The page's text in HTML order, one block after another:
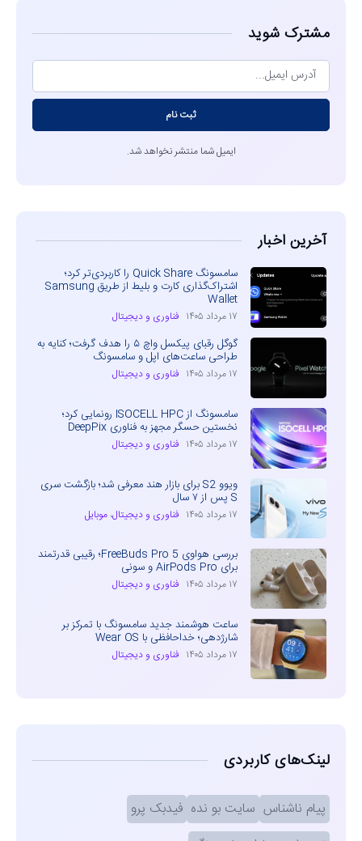
مشترک شوید
ثبت نام
ایمیل شما منتشر نخواهد شد.
آخرین اخبار
سامسونگ Quick Share را کاربردی‌تر کرد؛
اشتراک‌گذاری کارت و بلیط از طریق Samsung
Wallet
۱۷ مرداد ۱۴۰۵ فناوری و دیجیتال
گوگل رقبای پیکسل واچ ۵ را هدف گرفت؛ کنایه به
طراحی ساعت‌های اپل و سامسونگ
۱۷ مرداد ۱۴۰۵ فناوری و دیجیتال
سامسونگ از ISOCELL HPC رونمایی کرد؛
نخستین حسگر مجهز به فناوری DeepPix
۱۷ مرداد ۱۴۰۵ فناوری و دیجیتال
ویوو S2 برای بازار هند معرفی شد؛ بازگشت سری
S پس از ۷ سال
۱۷ مرداد ۱۴۰۵ فناوری و دیجیتال، موبایل
بررسی هواوی FreeBuds Pro 5؛ رقیبی قدرتمند
برای AirPods Pro و سونی
۱۷ مرداد ۱۴۰۵ فناوری و دیجیتال
ساعت هوشمند جدید سامسونگ با تمرکز بر
شارژدهی؛ خداحافظی با Wear OS
۱۷ مرداد ۱۴۰۵ فناوری و دیجیتال
لینک‌های کاربردی
پیام ناشناس سایت بو نده فیدبک پرو